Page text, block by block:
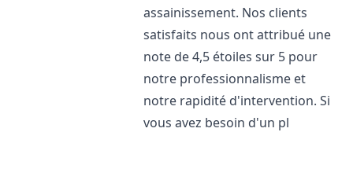
assainissement. Nos clients
satisfaits nous ont attribué une
note de 4,5 étoiles sur 5 pour
notre professionnalisme et
notre rapidité d'intervention. Si
vous avez besoin d'un pl